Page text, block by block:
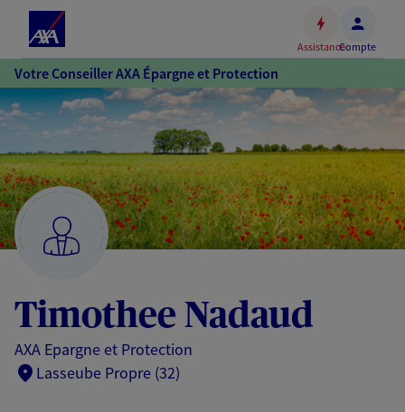
Accéder
au
contenu
principal
Accéder
au
pied
de
page
AssistanceCompte
Votre Conseiller AXA Épargne et Protection
Timothee Nadaud
AXA Epargne et Protection
Lasseube Propre (32)